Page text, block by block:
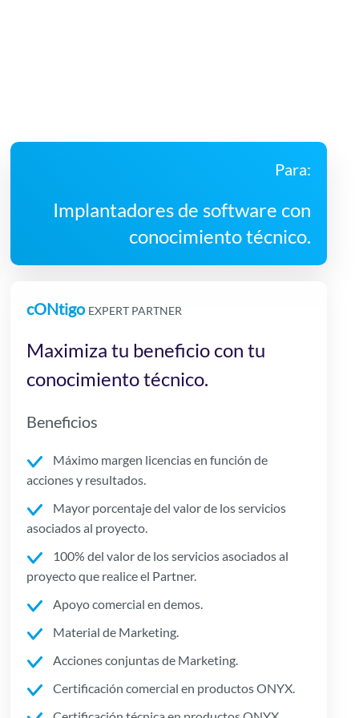
Para:
Implantadores de software con
conocimiento técnico.
cONtigo EXPERT PARTNER
Maximiza tu beneficio con tu
conocimiento técnico.
Beneficios
Máximo margen licencias en función de
acciones y resultados.
Mayor porcentaje del valor de los servicios
asociados al proyecto.
100% del valor de los servicios asociados al
proyecto que realice el Partner.
Apoyo comercial en demos.
Material de Marketing.
Acciones conjuntas de Marketing.
Certificación comercial en productos ONYX.